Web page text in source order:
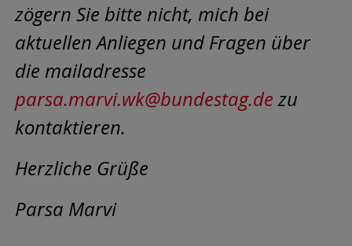
zögern Sie bitte nicht, mich bei
aktuellen Anliegen und Fragen über
die mailadresse
parsa.marvi.wk@bundestag.dezu
kontaktieren.
Herzliche Grüße
Parsa Marvi